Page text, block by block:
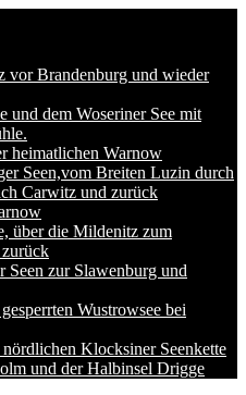
vor Brandenburg und wieder
und dem Woseriner See mit
heimatlichen Warnow
Seen,vom Breiten Luzin durch
Carwitz und zurück
über die Mildenitz zum
Seen zur Slawenburg und
Wustrowsee bei
Klocksiner Seenkette
und der Halbinsel Drigge